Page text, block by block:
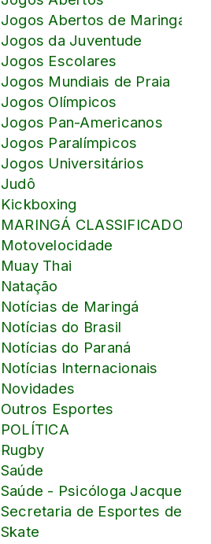
Jogos Abertos de Maringá
Jogos da Juventude
Jogos Escolares
Jogos Mundiais de Praia
Jogos Olímpicos
Jogos Pan-Americanos
Jogos Paralímpicos
Jogos Universitários
Judô
Kickboxing
MARINGÁ CLASSIFICADOS
Motovelocidade
Muay Thai
Natação
Notícias de Maringá
Notícias do Brasil
Notícias do Paraná
Notícias Internacionais
Novidades
Outros Esportes
POLÍTICA
Rugby
Saúde
Saúde - Psicóloga Jacqueline
Secretaria de Esportes de
Skate